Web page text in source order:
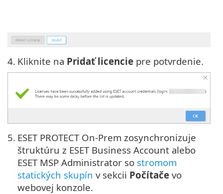
4. Kliknite na Pridať licencie pre potvrdenie.
5. ESET PROTECT On-Prem zosynchronizuje
štruktúru z ESET Business Account alebo
ESET MSP Administrator so stromom
statických skupín v sekcii Počítače vo
webovej konzole.